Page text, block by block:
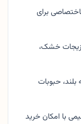
اختصاصی برای
خشک،
حبوبات
با امکان خرید